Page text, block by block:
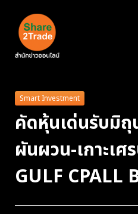
Smart Investment
คัดหุ้นเด่นรับมิ
ผันผวน-เกาะเศ
GULF CPALL